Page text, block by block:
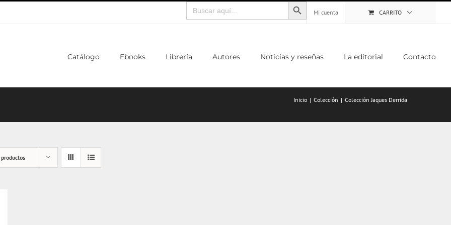
Buscar:
Mi cuenta
CARRITO
Catálogo Ebooks Librería Autores Noticias y reseñas La editorial Contacto
Inicio Colección Colección Jaques Derrida